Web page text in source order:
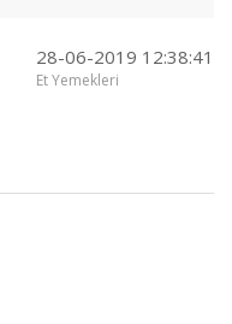
28-06-2019 12:38:41
Et Yemekleri